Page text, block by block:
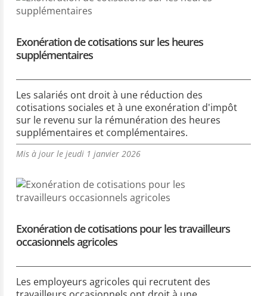
Exonération de cotisations sur les heures
supplémentaires
Les salariés ont droit à une réduction des
cotisations sociales et à une exonération d'impôt
sur le revenu sur la rémunération des heures
supplémentaires et complémentaires.
Mis à jour le jeudi 1 janvier 2026
Exonération de cotisations pour les travailleurs
occasionnels agricoles
Les employeurs agricoles qui recrutent des